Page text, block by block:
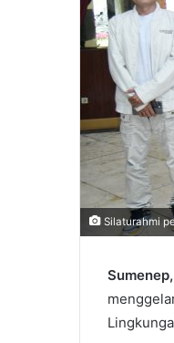
Silaturahmi